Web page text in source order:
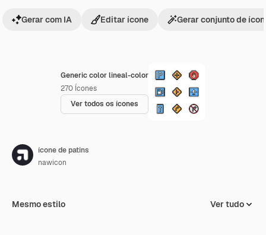
Generic color lineal-color
270 Ícones
Ver todos os ícones
Gerar com IA Editar ícone Gerar conjunto de
ícone de patins
nawicon
Mesmo estilo Ver tudo